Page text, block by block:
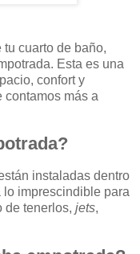
cuarto de baño,
Esta es una
confort y
contamos más a
instaladas dentro
imprescindible para
de tenerlos, jets,